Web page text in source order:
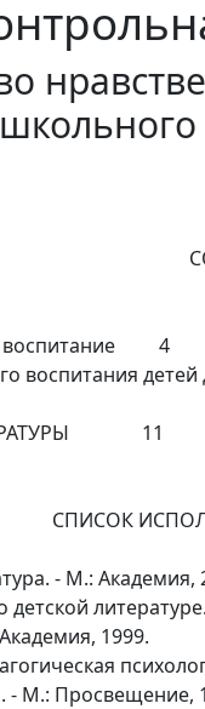
воспитание 4
воспитания
11
СПИСОК
- М.: Академия,
1999.
- М.: Просвещение,